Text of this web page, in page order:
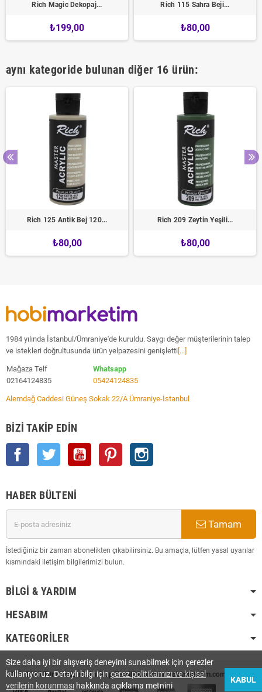
Rich Magic Dekopaj...
₺199,00
Rich 115 Sahra Beji...
₺80,00
aynı kategoride bulunan diğer 16 ürün:
Rich 125 Antik Bej 120...
₺80,00
Rich 209 Zeytin Yeşili...
₺80,00
1984 yılında İstanbul/Ümraniye'de kuruldu. Saygı değer müşterilerinin talep
ve istekleri doğrultusunda ürün yelpazesini genişletti [...]
Mağaza Telf
02164124835
Whatsapp
05424124835
Alemdağ Caddesi Güneş Sokak 22/A Ümraniye-İstanbul
BIZI TAKIP EDIN
Facebook Twitter YouTube Pinterest
HABER BÜLTENI
Tamam
İstediğiniz bir zaman abonelikten çıkabilirsiniz. Bu amaçla, lütfen yasal uyarılar
kısmındaki iletişim bilgilerimizi bulun.
BILGI & YARDIM
HESABIM
KATEGORILER
2008-2025 Tüm Hakları Saklı Olup Tescilli Markadır. hobimarketim.com
Size daha iyi bir alışveriş deneyimi sunabilmek için çerezler
kullanıyoruz. Detaylı bilgi içinçerez politikamızı ve kişisel
verilerin korunması hakkında açıklama metnini
KABUL